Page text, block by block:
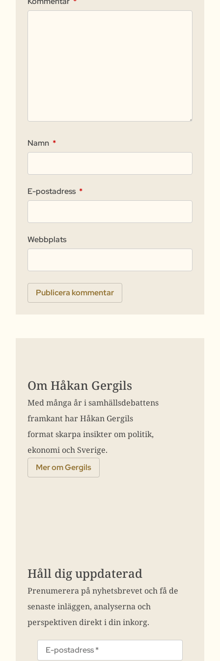
Namn *
E-postadress *
Webbplats
Om Håkan Gergils
Med många år i samhällsdebattens
framkant har Håkan Gergils
format skarpa insikter om politik,
ekonomi och Sverige.
Mer om Gergils
Håll dig uppdaterad
Prenumerera på nyhetsbrevet och få de
senaste inläggen, analyserna och
perspektiven direkt i din inkorg.